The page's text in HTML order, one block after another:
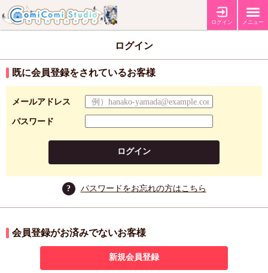
ログイン メニュー
ログイン
既に会員登録をされているお客様
メールアドレス
パスワード
ログイン
? パスワードをお忘れの方はこちら
会員登録がお済みでないお客様
新規会員登録